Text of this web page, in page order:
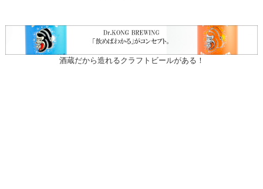
酒蔵だから造れるクラフトビールがある！